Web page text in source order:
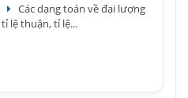
Các dạng toán về đại lượng
tỉ lệ thuận, tỉ lệ...